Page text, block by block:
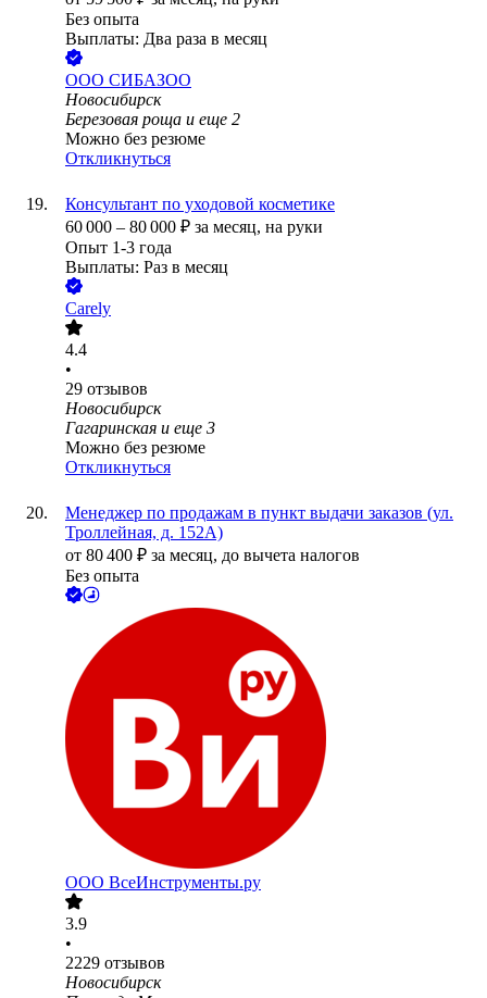
Без опыта
Выплаты: Два раза в месяц
ООО СИБАЗОО
Новосибирск
Березовая роща и еще 2
Можно без резюме
Откликнуться
Консультант по уходовой косметике
60 000 – 80 000 ₽ за месяц, на руки
Опыт 1-3 года
Выплаты: Раз в месяц
Carely
4.4
•
29 отзывов
Новосибирск
Гагаринская и еще 3
Можно без резюме
Откликнуться
Менеджер по продажам в пункт выдачи заказов (ул.
Троллейная, д. 152А)
от 80 400 ₽ за месяц, до вычета налогов
Без опыта
ООО ВсеИнструменты.ру
3.9
•
2229 отзывов
Новосибирск